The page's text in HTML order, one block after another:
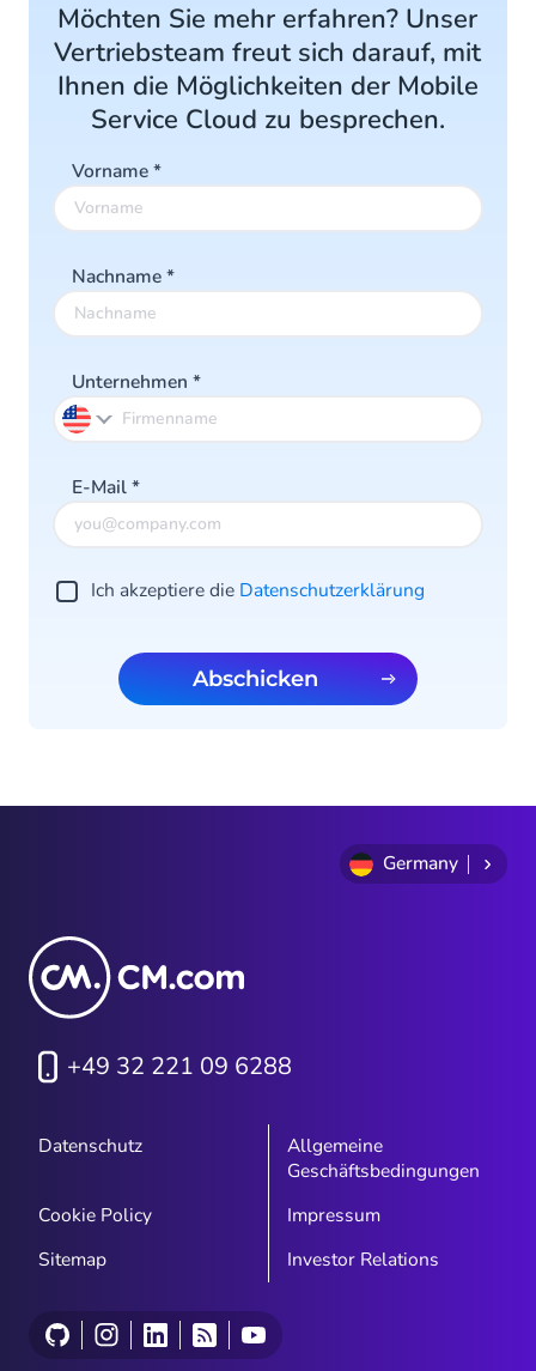
Möchten Sie mehr erfahren? Unser
Vertriebsteam freut sich darauf, mit
Ihnen die Möglichkeiten der Mobile
Service Cloud zu besprechen.
Vorname*
Nachname*
Unternehmen *
E-Mail*
Ich akzeptiere die Datenschutzerklärung
Abschicken
Germany
+49 32 221 09 6288
Datenschutz
Allgemeine
Geschäftsbedingungen
Cookie Policy
Impressum
Sitemap
Investor Relations